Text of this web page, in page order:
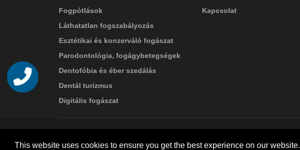
This website uses cookies to ensure you get the best experience on our website.
Fogpótlások
Láthatatlan fogszabályozás
Esztétikai és konzerváló fogászat
Parodontológia, fogágybetegségek
Dentofóbia és éber szedálás
Dentál turizmus
Digitális fogászat
Kapcsolat
Telefon